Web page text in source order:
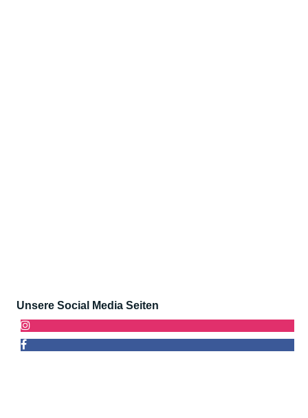
Unsere Social Media Seiten